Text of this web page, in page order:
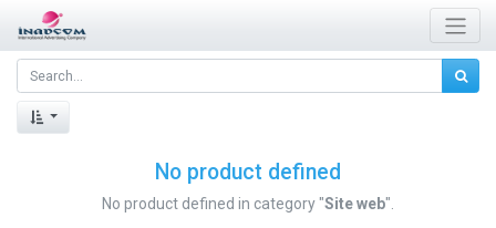
No product defined
No product defined in category "Site web".